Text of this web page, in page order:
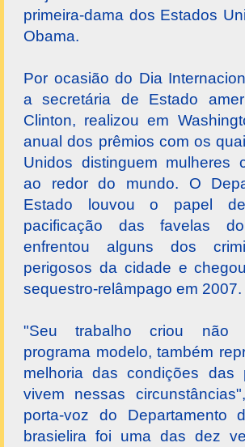
primeira-dama dos Estados
Obama.
Por ocasião do Dia
a secretária de Estado
Clinton, realizou em
anual dos prêmios com os
Unidos distinguem mulheres
ao redor do mundo. O
Estado louvou o papel
pacificação das favelas
enfrentou alguns dos
perigosos da cidade e
sequestro-relâmpago em 2007.
"Seu trabalho criou não
programa modelo, também
melhoria das condições das
vivem nessas
porta-voz do Departamento
brasielira foi uma das dez